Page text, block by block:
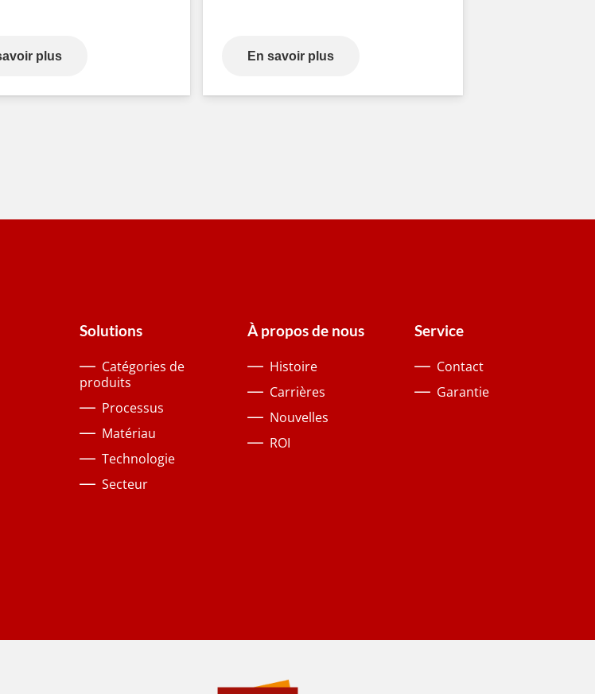
plus En savoir plus
Solutions
Catégories de
produits
Processus
Matériau
Technologie
Secteur
À propos de nous
Histoire
Carrières
Nouvelles
ROI
Service
Contact
Garantie